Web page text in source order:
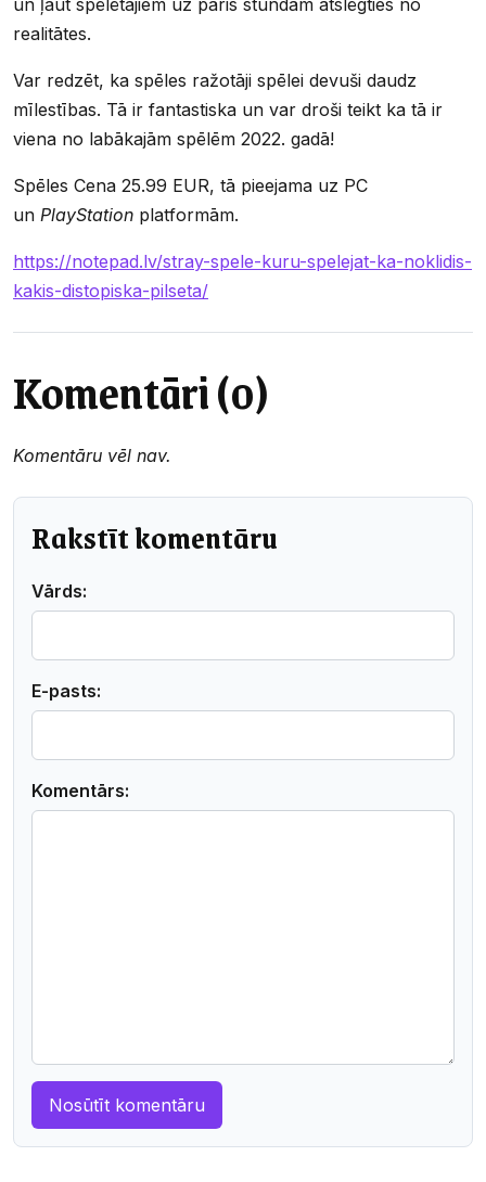
realitātes.
Var redzēt, ka spēles ražotāji spēlei devuši daudz
mīlestības. Tā ir fantastiska un var droši teikt ka tā ir
viena no labākajām spēlēm 2022. gadā!
Spēles Cena 25.99 EUR, tā pieejama uz PC
un PlayStation platformām.
https://notepad.lv/stray-spele-kuru-spelejat-ka-noklidis-
kakis-distopiska-pilseta/
Komentāri (0)
Komentāru vēl nav.
Rakstīt komentāru
Vārds:
E-pasts:
Komentārs: